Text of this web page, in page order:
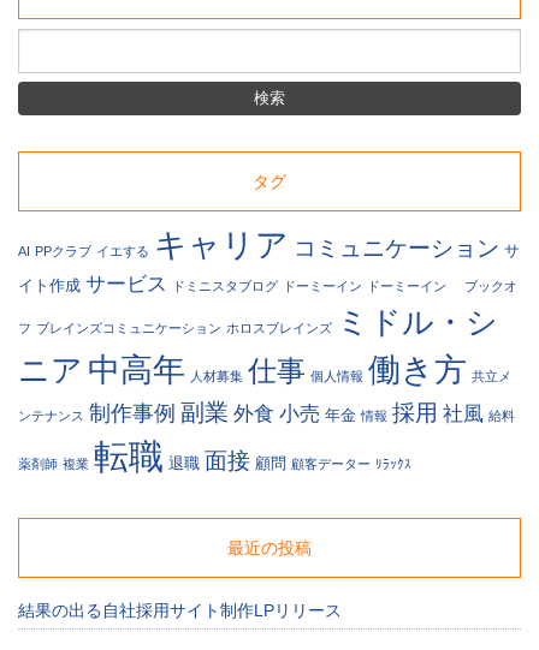
た
サ
イ
に
す
ト
ピ
ク
や、
関
の
ュ
材
タグ
AI PPクラブ イエする キャリア コミュニケーション サ
イト作成 サービス ドミニスタブログ ドーミーイン ドーミーイン ブックオ
フ ブレインズコミュニケーション ホロスブレインズ
ミドル・シ
ニア 中高年 人材募集 仕事 個人情報 働き方 共立メ
ンテナンス 制作事例 副業 外食 小売 年金 情報 採用 社風 給料
薬剤師 複業 転職 退職 面接 顧問 顧客データー ﾘﾗｯｸｽ
最近の投稿
結果の出る自社採用サイト制作LPリリース